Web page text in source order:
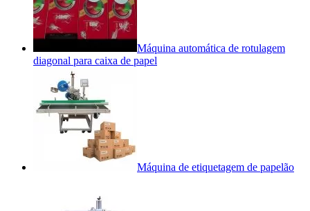
Máquina automática de rotulagem
diagonal para caixa de papel
Máquina de etiquetagem de papelão